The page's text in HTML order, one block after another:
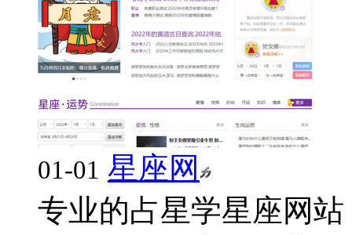
01-01 星座网
专业的占星学星座网